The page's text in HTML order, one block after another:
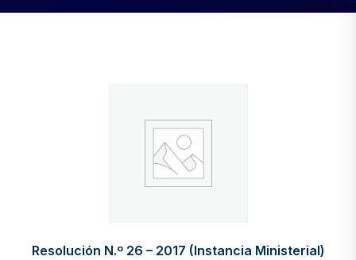
Resolución N.º 26 – 2017 (Instancia Ministerial)